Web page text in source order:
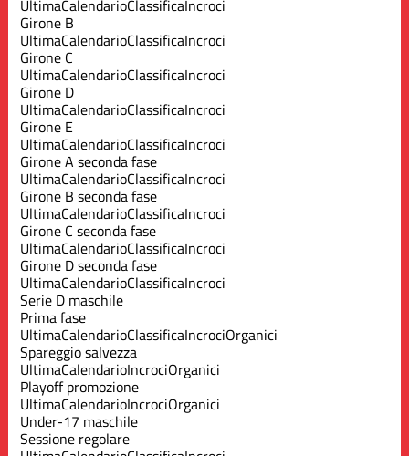
UltimaCalendarioClassificaIncroci
Girone B
UltimaCalendarioClassificaIncroci
Girone C
UltimaCalendarioClassificaIncroci
Girone D
UltimaCalendarioClassificaIncroci
Girone E
UltimaCalendarioClassificaIncroci
Girone A seconda fase
UltimaCalendarioClassificaIncroci
Girone B seconda fase
UltimaCalendarioClassificaIncroci
Girone C seconda fase
UltimaCalendarioClassificaIncroci
Girone D seconda fase
UltimaCalendarioClassificaIncroci
Serie D maschile
Prima fase
UltimaCalendarioClassificaIncrociOrganici
Spareggio salvezza
UltimaCalendarioIncrociOrganici
Playoff promozione
UltimaCalendarioIncrociOrganici
Under-17 maschile
Sessione regolare